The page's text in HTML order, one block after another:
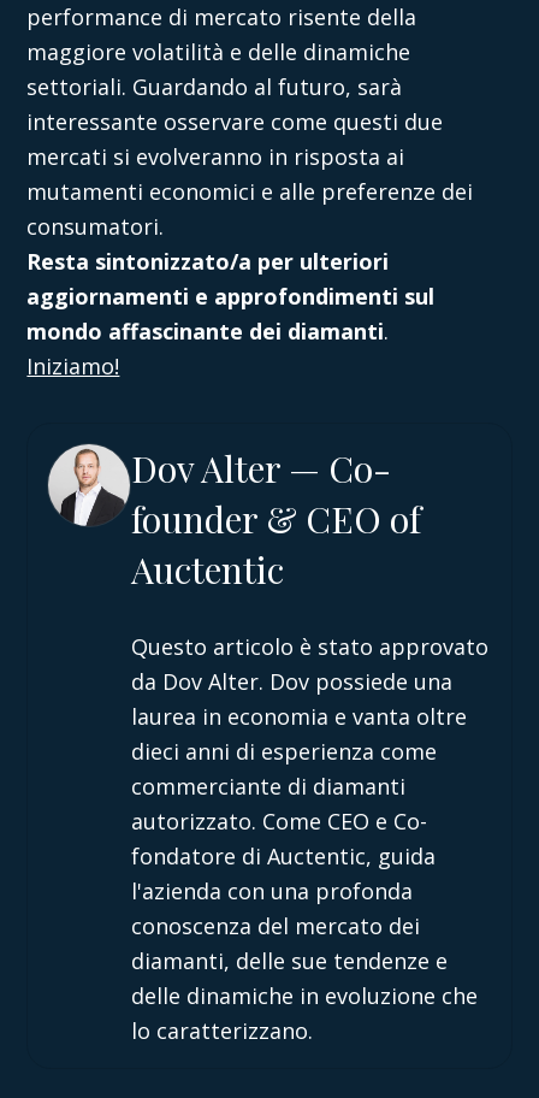
performance di mercato risente della
maggiore volatilità e delle dinamiche
settoriali. Guardando al futuro, sarà
interessante osservare come questi due
mercati si evolveranno in risposta ai
mutamenti economici e alle preferenze dei
consumatori.
Resta sintonizzato/a per ulteriori
aggiornamenti e approfondimenti sul
mondo affascinante dei diamanti.
Iniziamo!
Dov Alter — Co-
founder & CEO of
Auctentic
Questo articolo è stato approvato
da Dov Alter. Dov possiede una
laurea in economia e vanta oltre
dieci anni di esperienza come
commerciante di diamanti
autorizzato. Come CEO e Co-
fondatore di Auctentic, guida
l'azienda con una profonda
conoscenza del mercato dei
diamanti, delle sue tendenze e
delle dinamiche in evoluzione che
lo caratterizzano.